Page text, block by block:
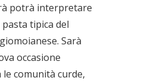
potrà interpretare
tipica del
Sarà
occasione
le comunità curde,